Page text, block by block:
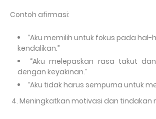
Contoh afirmasi:
“Aku memilih untuk fokus pada hal-
kendalikan.”
“Aku melepaskan rasa takut
dengan keyakinan.”
“Aku tidak harus sempurna untuk
4. Meningkatkan motivasi dan tindakan